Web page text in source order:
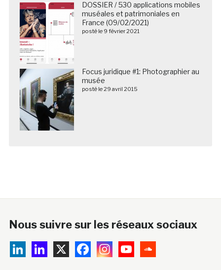
DOSSIER / 530 applications mobiles
muséales et patrimoniales en
France (09/02/2021)
posté le 9 février 2021
Focus juridique #1: Photographier au
musée
posté le 29 avril 2015
Nous suivre sur les réseaux sociaux